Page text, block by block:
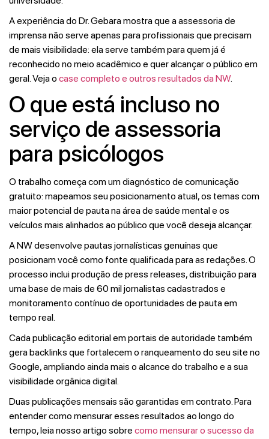
A experiência do Dr. Gebara mostra que a assessoria de
imprensa não serve apenas para profissionais que precisam
de mais visibilidade: ela serve também para quem já é
reconhecido no meio acadêmico e quer alcançar o público em
geral. Veja o case completo e outros resultados da NW.
O que está incluso no
serviço de assessoria
para psicólogos
O trabalho começa com um diagnóstico de comunicação
gratuito: mapeamos seu posicionamento atual, os temas com
maior potencial de pauta na área de saúde mental e os
veículos mais alinhados ao público que você deseja alcançar.
A NW desenvolve pautas jornalísticas genuínas que
posicionam você como fonte qualificada para as redações. O
processo inclui produção de press releases, distribuição para
uma base de mais de 60 mil jornalistas cadastrados e
monitoramento contínuo de oportunidades de pauta em
tempo real.
Cada publicação editorial em portais de autoridade também
gera backlinks que fortalecem o ranqueamento do seu site no
Google, ampliando ainda mais o alcance do trabalho e a sua
visibilidade orgânica digital.
Duas publicações mensais são garantidas em contrato. Para
entender como mensurar esses resultados ao longo do
tempo, leia nosso artigo sobre como mensurar o sucesso da